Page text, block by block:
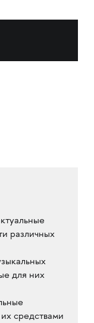
различных
для них
средствами